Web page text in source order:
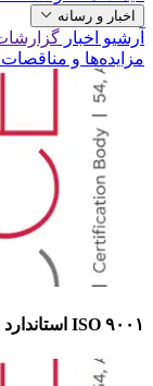
اخبار و رسانه
آرشیو اخبار
مزایده‌ها و مناقصات
ISO ۹۰۰۱ استاندارد سیستم مدیریت کیفیت